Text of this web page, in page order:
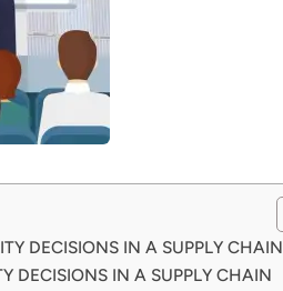
DECISIONS IN A SUPPLY CHAIN
DECISIONS IN A SUPPLY CHAIN